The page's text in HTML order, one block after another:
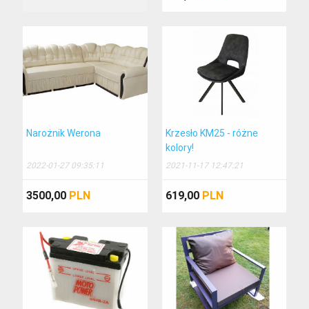
2017-04-14, Sport
NIGHT of the JUMPs Krakow 2017
2017-03-27, Sport
Kulisy meczu z Ruchem w Niecieczy
2017-03-07, Wiadomości
Przemówienie prezydenta Tarnowa Romana Ciepieli podczas obchodów Narodowego Dnia Pamięci Żołnierzy Wyklętych-
2017-03-02, Wiadomości
Narożnik Werona
2022-01-27 09:35:11
3500,00 PLN
Krzesło KM25 - różne
kolory!
2021-11-17 12:47:21
619,00 PLN